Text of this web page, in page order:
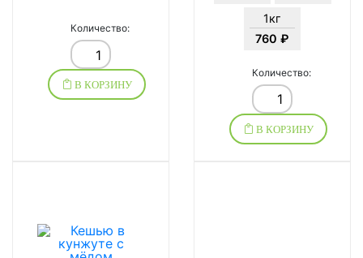
Количество:
В КОРЗИНУ
1кг
760 ₽
Количество:
В КОРЗИНУ